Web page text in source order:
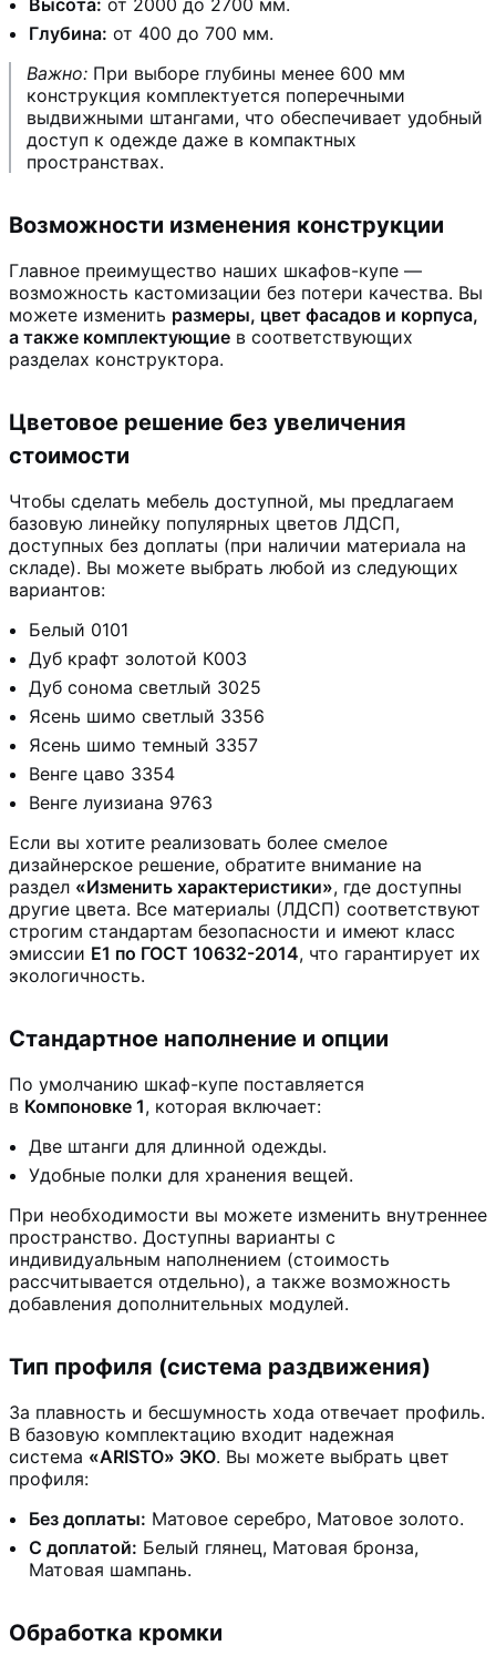
Высота: от 2000 до 2700 мм.
Глубина: от 400 до 700 мм.
Важно: При выборе глубины менее 600 мм
конструкция комплектуется поперечными
выдвижными штангами, что обеспечивает удобный
доступ к одежде даже в компактных
пространствах.
Возможности изменения конструкции
Главное преимущество наших шкафов-купе —
возможность кастомизации без потери качества. Вы
можете изменить размеры, цвет фасадов и корпуса,
а также комплектующие в соответствующих
разделах конструктора.
Цветовое решение без увеличения
стоимости
Чтобы сделать мебель доступной, мы предлагаем
базовую линейку популярных цветов ЛДСП,
доступных без доплаты (при наличии материала на
складе). Вы можете выбрать любой из следующих
вариантов:
Белый 0101
Дуб крафт золотой К003
Дуб сонома светлый 3025
Ясень шимо светлый 3356
Ясень шимо темный 3357
Венге цаво 3354
Венге луизиана 9763
Если вы хотите реализовать более смелое
дизайнерское решение, обратите внимание на
раздел «Изменить характеристики», где доступны
другие цвета. Все материалы (ЛДСП) соответствуют
строгим стандартам безопасности и имеют класс
эмиссии Е1 по ГОСТ 10632-2014, что гарантирует их
экологичность.
Стандартное наполнение и опции
По умолчанию шкаф-купе поставляется
в Компоновке 1, которая включает:
Две штанги для длинной одежды.
Удобные полки для хранения вещей.
При необходимости вы можете изменить внутреннее
пространство. Доступны варианты с
индивидуальным наполнением (стоимость
рассчитывается отдельно), а также возможность
добавления дополнительных модулей.
Тип профиля (система раздвижения)
За плавность и бесшумность хода отвечает профиль.
В базовую комплектацию входит надежная
система «ARISTO» ЭКО. Вы можете выбрать цвет
профиля:
Без доплаты: Матовое серебро, Матовое золото.
С доплатой: Белый глянец, Матовая бронза,
Матовая шампань.
Обработка кромки